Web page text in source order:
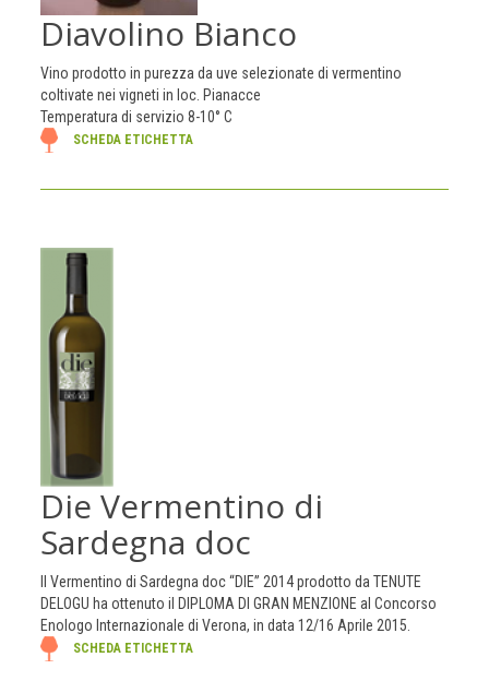
Diavolino Bianco
Vino prodotto in purezza da uve selezionate di vermentino
coltivate nei vigneti in loc. Pianacce
Temperatura di servizio 8-10° C
SCHEDA ETICHETTA
Die Vermentino di
Sardegna doc
Il Vermentino di Sardegna doc “DIE” 2014 prodotto da TENUTE
DELOGU ha ottenuto il DIPLOMA DI GRAN MENZIONE al Concorso
Enologo Internazionale di Verona, in data 12/16 Aprile 2015.
SCHEDA ETICHETTA